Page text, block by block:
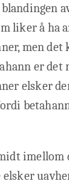
liker å ha
men
er det
elsker
imellom
elsker